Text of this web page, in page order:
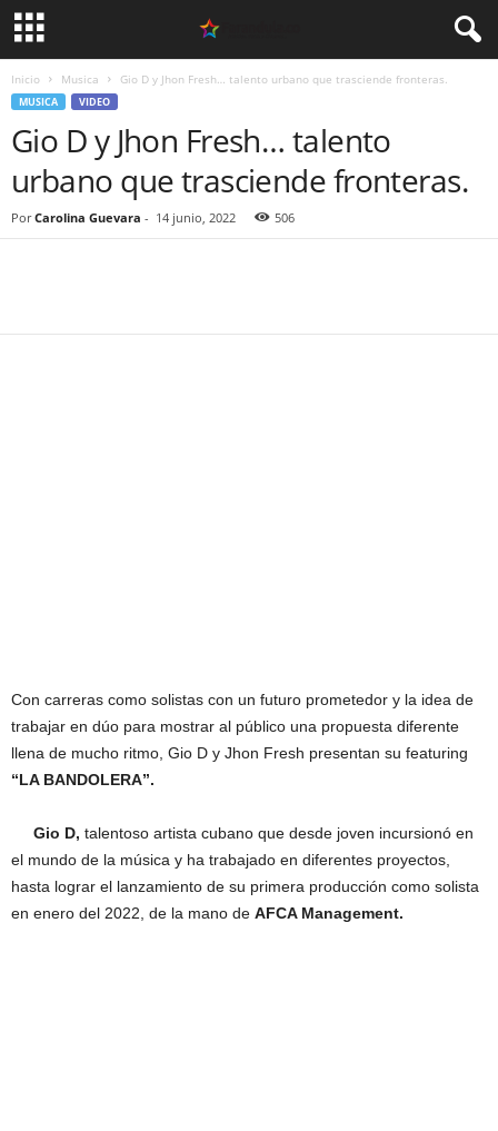
Inicio Musica Gio D y Jhon Fresh… talento urbano que trasciende fronteras.
MUSICA VIDEO
Gio D y Jhon Fresh… talento
urbano que trasciende fronteras.
Por Carolina Guevara - 14 junio, 2022 506
Con carreras como solistas con un futuro prometedor y la idea de
trabajar en dúo para mostrar al público una propuesta diferente
llena de mucho ritmo, Gio D y Jhon Fresh presentan su featuring
“LA BANDOLERA”.
Gio D, talentoso artista cubano que desde joven incursionó en
el mundo de la música y ha trabajado en diferentes proyectos,
hasta lograr el lanzamiento de su primera producción como solista
en enero del 2022, de la mano de AFCA Management.